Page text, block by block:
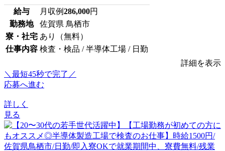
給与 月収例286,000円
勤務地
佐賀県 鳥栖市
寮・社宅 あり（無料）
仕事内容 検査・検品 / 半導体工場 / 日勤
詳細を表示
＼最短45秒で完了／
応募へ進む
詳しく
見る